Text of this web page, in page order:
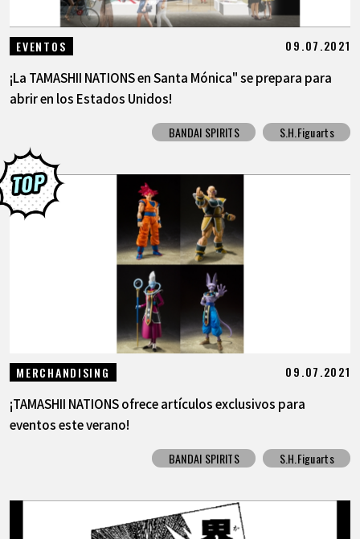
EVENTOS 09.07.2021
¡La TAMASHII NATIONS en Santa Mónica" se prepara para
abrir en los Estados Unidos!
BANDAI SPIRITS S.H.Figuarts
MERCHANDISING 09.07.2021
¡TAMASHII NATIONS ofrece artículos exclusivos para
eventos este verano!
BANDAI SPIRITS S.H.Figuarts